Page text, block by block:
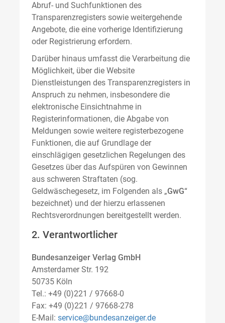
Abruf- und Suchfunktionen des
Transparenzregisters sowie weitergehende
Angebote, die eine vorherige Identifizierung
oder Registrierung erfordern.
Darüber hinaus umfasst die Verarbeitung die
Möglichkeit, über die Website
Dienstleistungen des Transparenzregisters in
Anspruch zu nehmen, insbesondere die
elektronische Einsichtnahme in
Registerinformationen, die Abgabe von
Meldungen sowie weitere registerbezogene
Funktionen, die auf Grundlage der
einschlägigen gesetzlichen Regelungen des
Gesetzes über das Aufspüren von Gewinnen
aus schweren Straftaten (sog.
Geldwäschegesetz, im Folgenden als „GwG“
bezeichnet) und der hierzu erlassenen
Rechtsverordnungen bereitgestellt werden.
2. Verantwortlicher
Bundesanzeiger Verlag GmbH
Amsterdamer Str. 192
50735 Köln
Tel.: +49 (0)221 / 97668-0
Fax: +49 (0)221 / 97668-278
E-Mail: service@bundesanzeiger.de